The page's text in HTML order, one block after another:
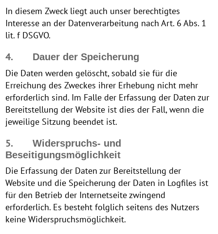
In diesem Zweck liegt auch unser berechtigtes
Interesse an der Datenverarbeitung nach Art. 6 Abs. 1
lit. f DSGVO.
4. Dauer der Speicherung
Die Daten werden gelöscht, sobald sie für die
Erreichung des Zweckes ihrer Erhebung nicht mehr
erforderlich sind. Im Falle der Erfassung der Daten zur
Bereitstellung der Website ist dies der Fall, wenn die
jeweilige Sitzung beendet ist.
5.
Widerspruchs- und
Beseitigungsmöglichkeit
Die Erfassung der Daten zur Bereitstellung der
Website und die Speicherung der Daten in Logfiles ist
für den Betrieb der Internetseite zwingend
erforderlich. Es besteht folglich seitens des Nutzers
keine Widerspruchsmöglichkeit.